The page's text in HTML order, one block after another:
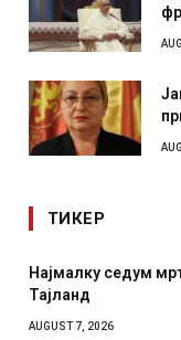
ТИКЕР
седум мртви во